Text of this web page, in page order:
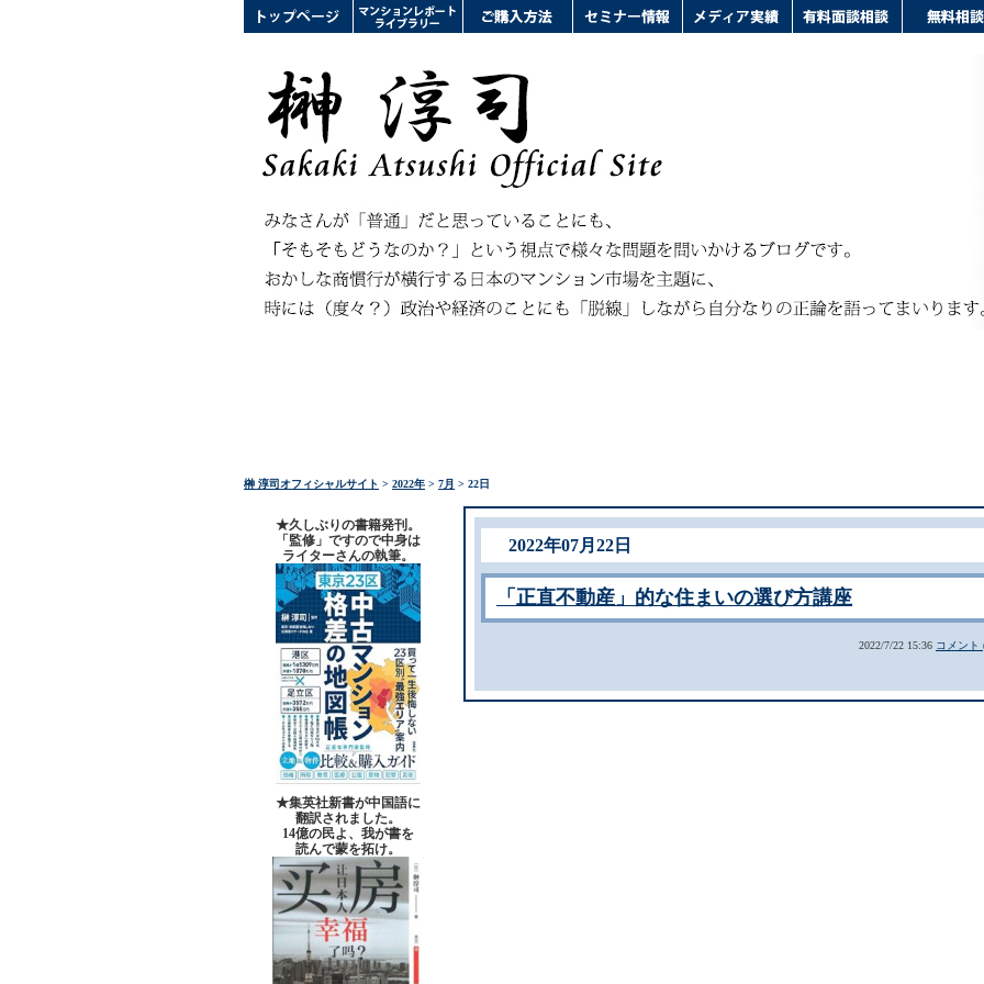
榊 淳司オフィシャルサイト > 2022年 > 7月 > 22日
★久しぶりの書籍発刊。
「監修」ですので中身は
ライターさんの執筆。
★集英社新書が中国語に
翻訳されました。
14億の民よ、我が書を
読んで蒙を拓け。
2022年07月22日
「正直不動産」的な住まいの選び方講座
2022/7/22 15:36 コメント